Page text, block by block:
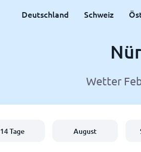
Deutschland Schweiz
Wetter
14 Tage August